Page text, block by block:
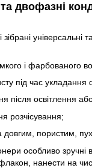
двофазні
універсальні
і фарбованого
під час
після освітлення або
розчісування;
довгим, пористим,
особливо зручні
нанести на